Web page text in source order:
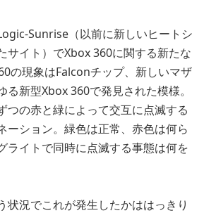
Sunrise（以前に新しいヒートシ
サイト）でXbox 360に関する新たな
の現象はFalconチップ、新しいマザ
る新型Xbox 360で発見された模様。
つの赤と緑によって交互に点滅する
ーション。緑色は正常、赤色は何ら
ライトで同時に点滅する事態は何を
状況でこれが発生したかははっきり